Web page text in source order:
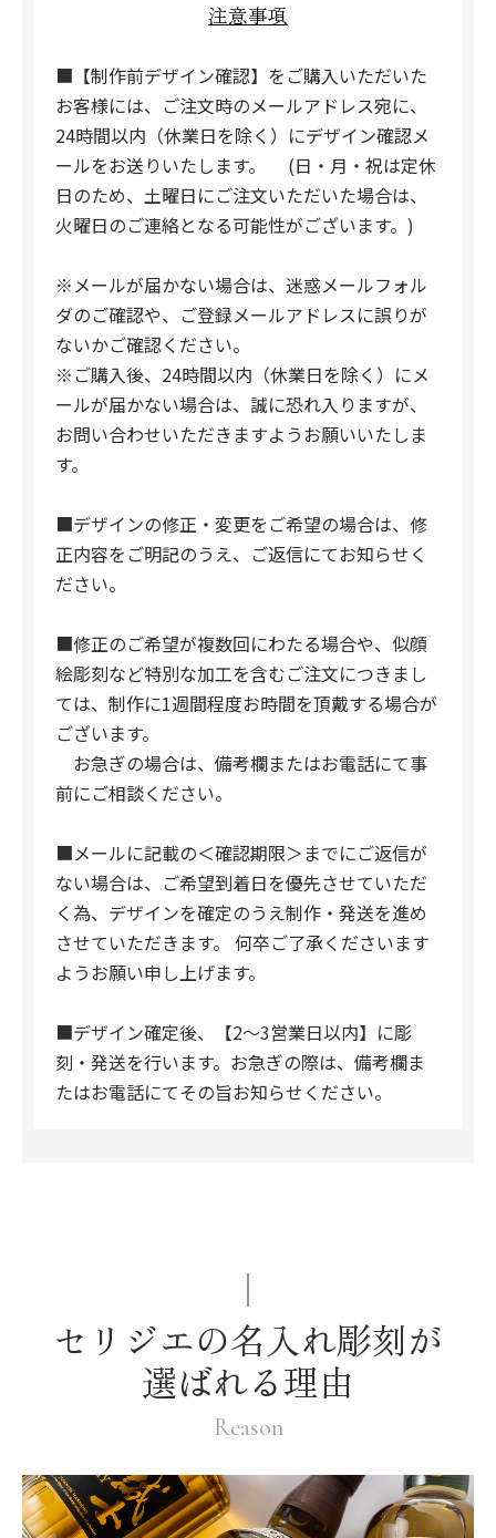
注意事項
■【制作前デザイン確認】をご購入いただいた
お客様には、ご注文時のメールアドレス宛に、
24時間以内（休業日を除く）にデザイン確認メ
ールをお送りいたします。 (日・月・祝は定休
日のため、土曜日にご注文いただいた場合は、
火曜日のご連絡となる可能性がございます。)
※メールが届かない場合は、迷惑メールフォル
ダのご確認や、ご登録メールアドレスに誤りが
ないかご確認ください。
※ご購入後、24時間以内（休業日を除く）にメ
ールが届かない場合は、誠に恐れ入りますが、
お問い合わせいただきますようお願いいたしま
す。
■デザインの修正・変更をご希望の場合は、修
正内容をご明記のうえ、ご返信にてお知らせく
ださい。
■修正のご希望が複数回にわたる場合や、似顔
絵彫刻など特別な加工を含むご注文につきまし
ては、制作に1週間程度お時間を頂戴する場合が
ございます。
お急ぎの場合は、備考欄またはお電話にて事
前にご相談ください。
■メールに記載の＜確認期限＞までにご返信が
ない場合は、ご希望到着日を優先させていただ
く為、デザインを確定のうえ制作・発送を進め
させていただきます。 何卒ご了承くださいます
ようお願い申し上げます。
■デザイン確定後、【2～3営業日以内】に彫
刻・発送を行います。お急ぎの際は、備考欄ま
たはお電話にてその旨お知らせください。
セリジエの名入れ彫刻が
選ばれる理由
Reason